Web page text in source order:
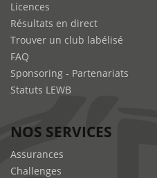
Licences
Résultats en direct
Trouver un club labélisé
FAQ
Sponsoring - Partenariats
Statuts LEWB
NOS SERVICES
Assurances
Challenges